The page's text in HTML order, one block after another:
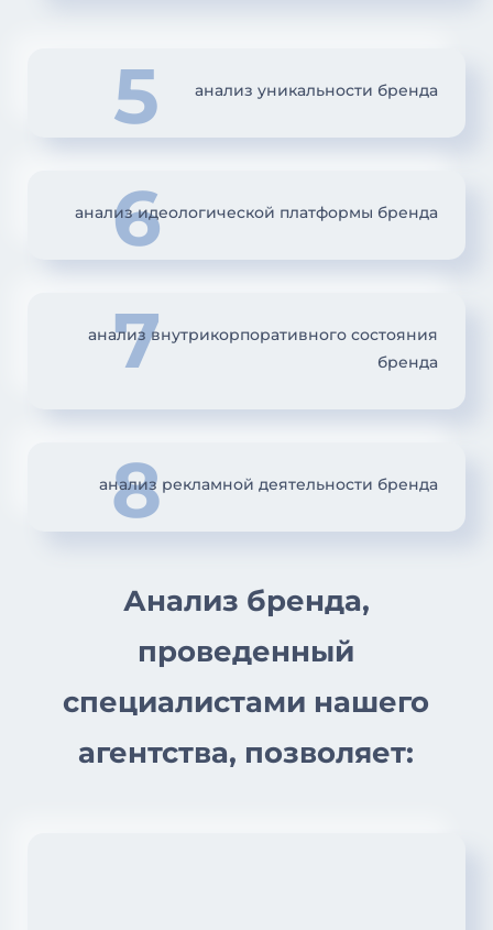
5 анализ уникальности бренда
6
анализ идеологической платформы бренда
7
анализ внутрикорпоративного состояния
бренда
8
анализ рекламной деятельности бренда
Анализ бренда,
проведенный
специалистами нашего
агентства, позволяет: